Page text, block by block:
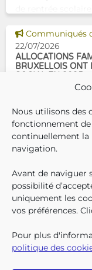
Nous utilisons des
fonctionnement
continuellement la
navigation.
Avant de naviguer
possibilité
uniquement les
vos préférences.
Pour plus
politique des
commencer la
Voir cette news
Communiqués
22/07/2026
ALLOCATIONS
BRUXELLOIS ONT
En décembre
enfants bruxellois
aux allocations
Parmi eux, 128.222
supplément
montant de base
QUI